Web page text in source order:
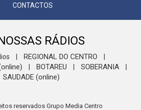
CONTACTOS
RÁDIOS
REGIONAL DO CENTRO
BOTAREU SOBERANIA
SAUDADE (online)
reservados Grupo Media Centro